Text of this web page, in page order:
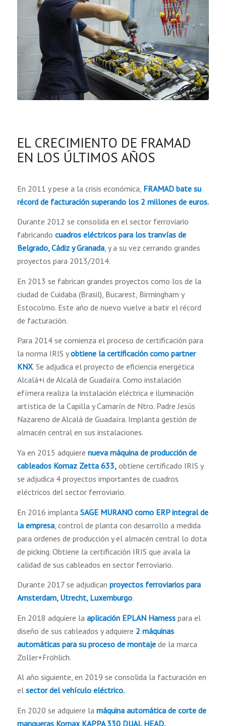
EL CRECIMIENTO DE FRAMAD
EN LOS ÚLTIMOS AÑOS
En 2011 y pese a la crisis económica, FRAMAD bate su
récord de facturación superando los 2 millones de euros.
Durante 2012 se consolida en el sector ferroviario
fabricando cuadros eléctricos para los tranvías de
Belgrado, Cádiz y Granada, y a su vez cerrando grandes
proyectos para 2013/2014.
En 2013 se fabrican grandes proyectos como los de la
ciudad de Cuidaba (Brasil), Bucarest, Birmingham y
Estocolmo. Este año de nuevo vuelve a batir el récord
de facturación.
Para 2014 se comienza el proceso de certificación para
la norma IRIS yobtiene la certificación como partner
KNX. Se adjudica el proyecto de eficiencia energética
Alcalá+i de Alcalá de Guadaíra. Como instalación
efímera realiza la instalación eléctrica e iluminación
artística de la Capilla y Camarín de Ntro. Padre Jesús
Nazareno de Alcalá de Guadaíra. Implanta gestión de
almacén central en sus instalaciones.
Ya en 2015 adquiere nueva máquina de producción de
cableados Komaz Zetta 633,obtiene certificado IRIS y
se adjudica 4 proyectos importantes de cuadros
eléctricos del sector ferroviario.
En 2016 implanta SAGE MURANO como ERP integral de
la empresa, control de planta con desarrollo a medida
para ordenes de producción y el almacén central lo dota
de picking. Obtiene la certificación IRIS que avala la
calidad de sus cableados en sector ferroviario.
Durante 2017 se adjudican proyectos ferroviarios para
Amsterdam, Utrecht, Luxemburgo.
En 2018 adquiere la aplicación EPLAN Harnesspara el
diseño de sus cableados y adquiere 2 máquinas
automáticas para su proceso de montajede la marca
Zoller+Fröhlich.
Al año siguiente, en 2019 se consolida la facturación en
el sector del vehículo eléctrico.
En 2020 se adquiere la máquina automática de corte de
mangueras Komax KAPPA 330 DUAL HEAD.